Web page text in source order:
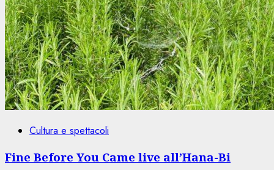
Cultura e spettacoli
Fine Before You Came live all’Hana-Bi